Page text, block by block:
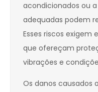
acondicionados ou
adequadas podem
Esses riscos exigem
que ofereçam
vibrações e
Os danos causados